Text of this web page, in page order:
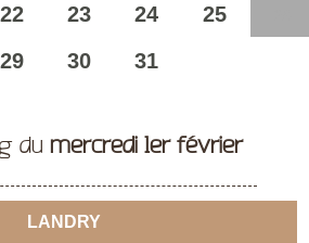
22 23 24 25
29 30 31
dumercredi 1er février
LANDRY